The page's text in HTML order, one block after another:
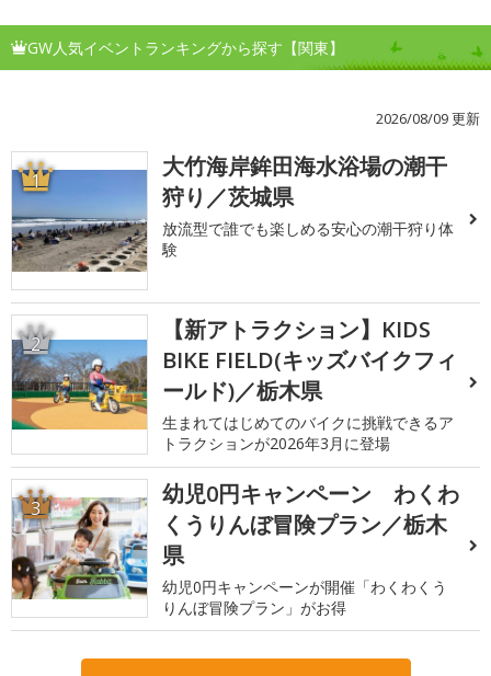
GW人気イベントランキングから探す【関東】
2026/08/09 更新
1
大竹海岸鉾田海水浴場の潮干
狩り／茨城県
放流型で誰でも楽しめる安心の潮干狩り体
験
2
【新アトラクション】KIDS
BIKE FIELD(キッズバイクフィ
ールド)／栃木県
生まれてはじめてのバイクに挑戦できるア
トラクションが2026年3月に登場
3
幼児0円キャンペーン わくわ
くうりんぼ冒険プラン／栃木
県
幼児0円キャンペーンが開催「わくわくう
りんぼ冒険プラン」がお得